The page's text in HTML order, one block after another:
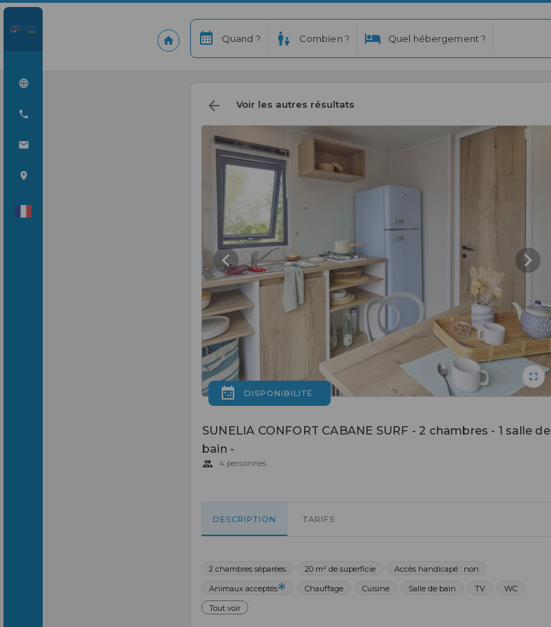
Quand ? Combien ? Quel hébergement ?
Voir les autres résultats
DISPONIBILITÉ
SUNELIA CONFORT CABANE SURF - 2 chambres - 1 salle de
bain -
4 personnes
DESCRIPTION TARIFS
2 chambres séparées 20 m² de superficie
Accès handicapé : non
Animaux acceptés
Chauffage Cuisine Salle de bain TV
WC
Tout voir